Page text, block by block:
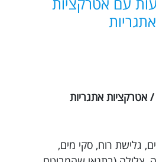
אתגריות
/ אטרקציות אתגריות
גלישת רוח, סקי מים,